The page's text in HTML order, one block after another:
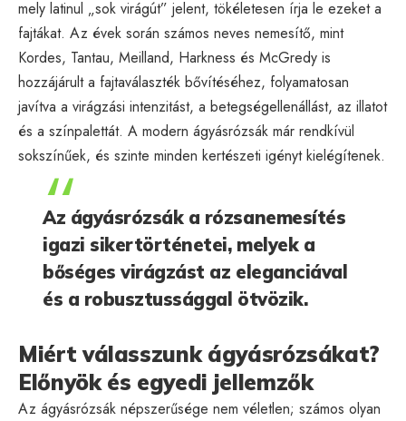
mely latinul „sok virágút” jelent, tökéletesen írja le ezeket a
fajtákat. Az évek során számos neves nemesítő, mint
Kordes, Tantau, Meilland, Harkness és McGredy is
hozzájárult a fajtaválaszték bővítéséhez, folyamatosan
javítva a virágzási intenzitást, a betegségellenállást, az illatot
és a színpalettát. A modern ágyásrózsák már rendkívül
sokszínűek, és szinte minden kertészeti igényt kielégítenek.
Az ágyásrózsák a rózsanemesítés
igazi sikertörténetei, melyek a
bőséges virágzást az eleganciával
és a robusztussággal ötvözik.
Miért válasszunk ágyásrózsákat?
Előnyök és egyedi jellemzők
Az ágyásrózsák népszerűsége nem véletlen; számos olyan